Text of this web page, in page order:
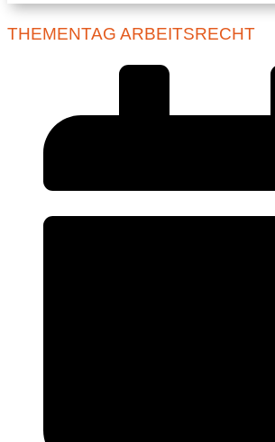
THEMENTAG ARBEITSRECHT